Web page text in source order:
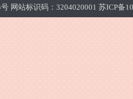
网站标识码：3204020001 苏ICP备